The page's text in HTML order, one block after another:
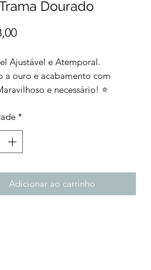
Dourado
Preço
Ajustável e Atemporal.
a ouro e acabamento com
e necessário! ⭐️
*
Adicionar ao carrinho